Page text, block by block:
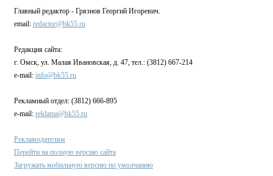
Главный редактор - Грязнов Георгий Игоревич.
email: redactor@bk55.ru
Редакция сайта:
г. Омск, ул. Малая Ивановская, д. 47, тел.: (3812) 667-214
e-mail: info@bk55.ru
Рекламный отдел: (3812) 666-895
e-mail: reklama@bk55.ru
Рекламодателям
Перейти на полную версию сайта
Загружать мобильную версию по умолчанию